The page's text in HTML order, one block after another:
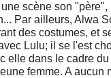
scène son "père",
Par ailleurs, Alwa
des costumes, et
Lulu; il se l'est
elle dans le cadre
femme. A aucun